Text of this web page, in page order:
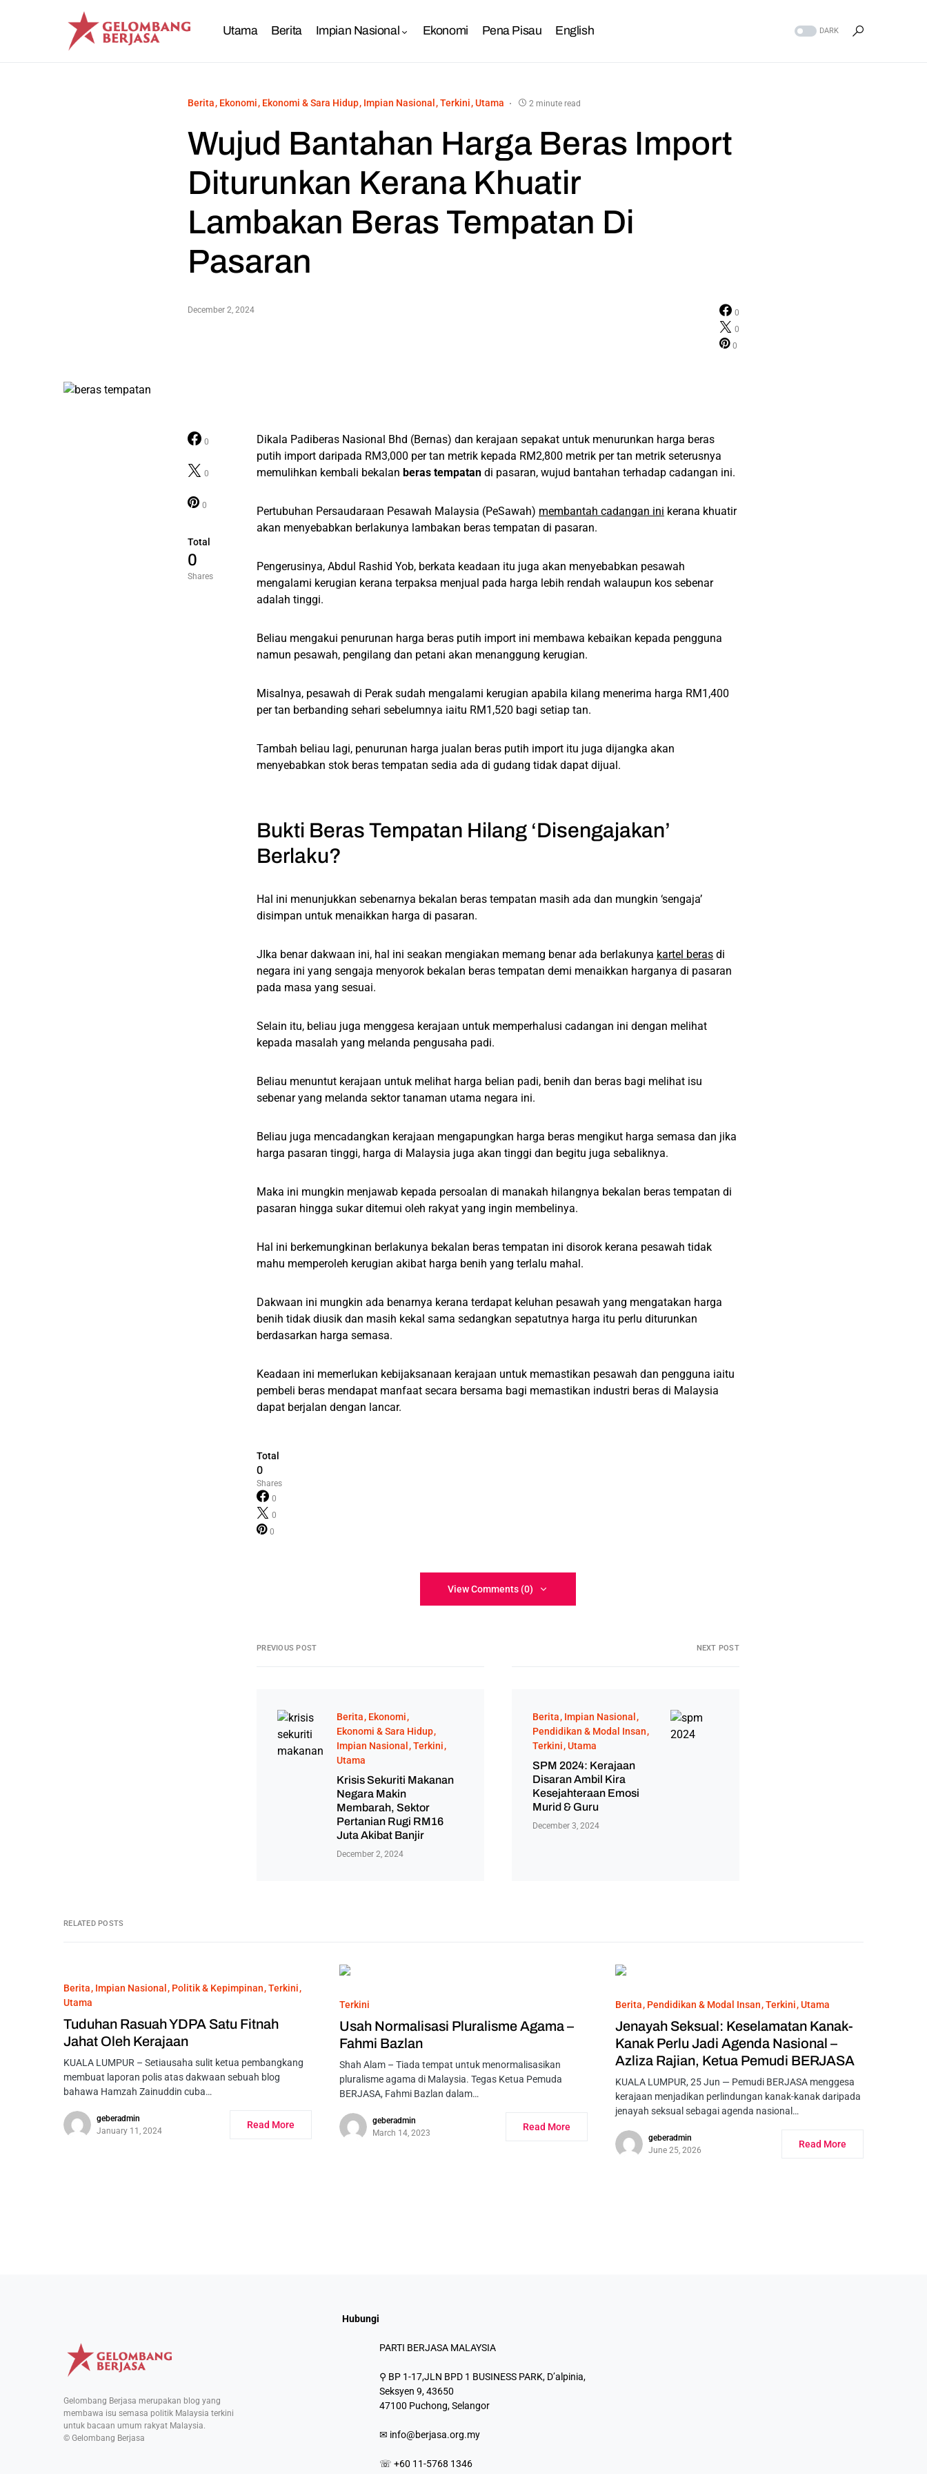
Utama Berita Impian Nasional Ekonomi Pena Pisau English DARK
Berita Ekonomi Ekonomi & Sara Hidup Impian Nasional Terkini Utama 2 minute read
Wujud Bantahan Harga Beras Import
Diturunkan Kerana Khuatir
Lambakan Beras Tempatan Di
Pasaran
December 2, 2024
0
0
0
Total
0
Shares
0
0
0
Dikala Padiberas Nasional Bhd (Bernas) dan kerajaan sepakat untuk menurunkan harga beras
putih import daripada RM3,000 per tan metrik kepada RM2,800 metrik per tan metrik seterusnya
memulihkan kembali bekalan beras tempatan di pasaran, wujud bantahan terhadap cadangan ini.
Pertubuhan Persaudaraan Pesawah Malaysia (PeSawah) membantah cadangan ini kerana khuatir
akan menyebabkan berlakunya lambakan beras tempatan di pasaran.
Pengerusinya, Abdul Rashid Yob, berkata keadaan itu juga akan menyebabkan pesawah
mengalami kerugian kerana terpaksa menjual pada harga lebih rendah walaupun kos sebenar
adalah tinggi.
Beliau mengakui penurunan harga beras putih import ini membawa kebaikan kepada pengguna
namun pesawah, pengilang dan petani akan menanggung kerugian.
Misalnya, pesawah di Perak sudah mengalami kerugian apabila kilang menerima harga RM1,400
per tan berbanding sehari sebelumnya iaitu RM1,520 bagi setiap tan.
Tambah beliau lagi, penurunan harga jualan beras putih import itu juga dijangka akan
menyebabkan stok beras tempatan sedia ada di gudang tidak dapat dijual.
Bukti Beras Tempatan Hilang ‘Disengajakan’
Berlaku?
Hal ini menunjukkan sebenarnya bekalan beras tempatan masih ada dan mungkin ‘sengaja’
disimpan untuk menaikkan harga di pasaran.
JIka benar dakwaan ini, hal ini seakan mengiakan memang benar ada berlakunya kartel beras di
negara ini yang sengaja menyorok bekalan beras tempatan demi menaikkan harganya di pasaran
pada masa yang sesuai.
Selain itu, beliau juga menggesa kerajaan untuk memperhalusi cadangan ini dengan melihat
kepada masalah yang melanda pengusaha padi.
Beliau menuntut kerajaan untuk melihat harga belian padi, benih dan beras bagi melihat isu
sebenar yang melanda sektor tanaman utama negara ini.
Beliau juga mencadangkan kerajaan mengapungkan harga beras mengikut harga semasa dan jika
harga pasaran tinggi, harga di Malaysia juga akan tinggi dan begitu juga sebaliknya.
Maka ini mungkin menjawab kepada persoalan di manakah hilangnya bekalan beras tempatan di
pasaran hingga sukar ditemui oleh rakyat yang ingin membelinya.
Hal ini berkemungkinan berlakunya bekalan beras tempatan ini disorok kerana pesawah tidak
mahu memperoleh kerugian akibat harga benih yang terlalu mahal.
Dakwaan ini mungkin ada benarnya kerana terdapat keluhan pesawah yang mengatakan harga
benih tidak diusik dan masih kekal sama sedangkan sepatutnya harga itu perlu diturunkan
berdasarkan harga semasa.
Keadaan ini memerlukan kebijaksanaan kerajaan untuk memastikan pesawah dan pengguna iaitu
pembeli beras mendapat manfaat secara bersama bagi memastikan industri beras di Malaysia
dapat berjalan dengan lancar.
Total
0
Shares
0
0
0
View Comments (0)
PREVIOUS POST
Berita Ekonomi
Ekonomi & Sara Hidup
Impian Nasional
Terkini
Utama
Krisis Sekuriti Makanan
Negara Makin
Membarah, Sektor
Pertanian Rugi RM16
Juta Akibat Banjir
December 2, 2024
NEXT POST
Berita Impian Nasional
Pendidikan & Modal Insan
Terkini Utama
SPM 2024: Kerajaan
Disaran Ambil Kira
Kesejahteraan Emosi
Murid & Guru
December 3, 2024
RELATED POSTS
Berita Impian Nasional Politik & Kepimpinan Terkini
Utama
Tuduhan Rasuah YDPA Satu Fitnah
Jahat Oleh Kerajaan
KUALA LUMPUR – Setiausaha sulit ketua pembangkang
membuat laporan polis atas dakwaan sebuah blog
bahawa Hamzah Zainuddin cuba…
geberadmin
January 11, 2024
Read More
Terkini
Usah Normalisasi Pluralisme Agama –
Fahmi Bazlan
Shah Alam – Tiada tempat untuk menormalisasikan
pluralisme agama di Malaysia. Tegas Ketua Pemuda
BERJASA, Fahmi Bazlan dalam…
geberadmin
March 14, 2023
Read More
Berita Pendidikan & Modal Insan Terkini Utama
Jenayah Seksual: Keselamatan Kanak-
Kanak Perlu Jadi Agenda Nasional –
Azliza Rajian, Ketua Pemudi BERJASA
KUALA LUMPUR, 25 Jun — Pemudi BERJASA menggesa
kerajaan menjadikan perlindungan kanak-kanak daripada
jenayah seksual sebagai agenda nasional…
geberadmin
June 25, 2026
Read More
Gelombang Berjasa merupakan blog yang
membawa isu semasa politik Malaysia terkini
untuk bacaan umum rakyat Malaysia.
© Gelombang Berjasa
Hubungi
PARTI BERJASA MALAYSIA
⚲ BP 1-17,JLN BPD 1 BUSINESS PARK, D’alpinia,
Seksyen 9, 43650
47100 Puchong, Selangor
✉ info@berjasa.org.my
☏ +60 11-5768 1346